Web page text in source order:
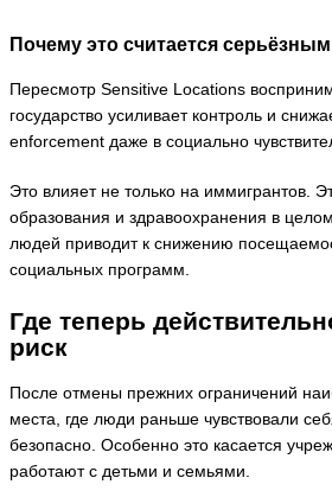
Почему это считается
Пересмотр Sensitive Locations
государство усиливает контроль и
enforcement даже в социально
Это влияет не только на иммигрантов.
образования и здравоохранения в
людей приводит к снижению
социальных программ.
Где теперь
риск
После отмены прежних ограничений
места, где люди раньше чувствовали
безопасно. Особенно это касается
работают с детьми и семьями.